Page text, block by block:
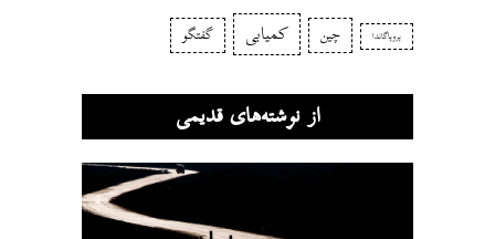
پروپاگاندا چین کمیابی گفتگو
از نوشته‌های قدیمی